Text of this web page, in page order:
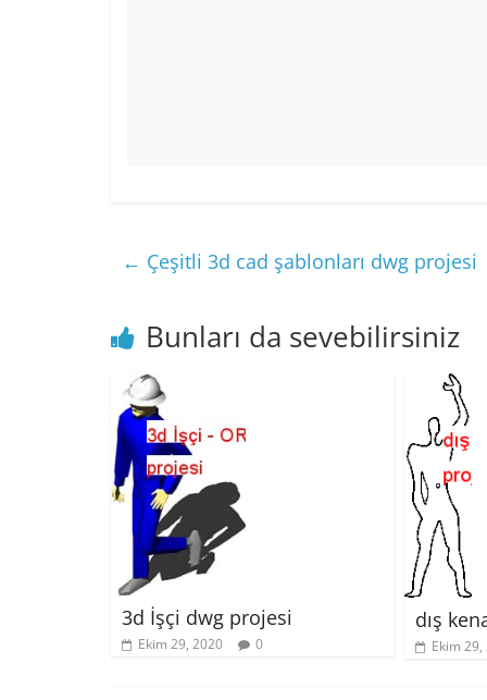
← Çeşitli 3d cad şablonları dwg projesi
Bunları da sevebilirsiniz
3d İşçi dwg projesi
Ekim 29, 2020 0
dış
Ekim